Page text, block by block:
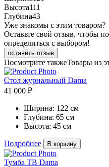
Высота111
Глубина43
Уже знакомы с этим товаром?
Оставьте свой отзыв, чтобы
определиться с выбором!
оставить отзыв
Посмотрите такжеТовары из
Стол журнальный Dama
41 000 ₽
Ширина: 122 см
Глубина: 65 см
Высота: 45 см
Подробнее В корзину
Тумба ТВ Dama